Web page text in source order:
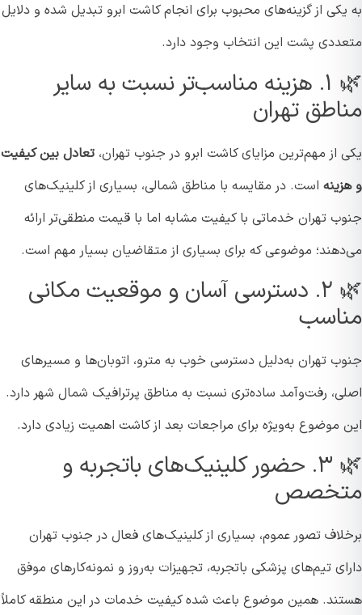
از گزینه‌های محبوب برای انجام کاشت ابرو تبدیل شده و دلایل
پشت این انتخاب وجود دارد.
🌿 ۱. هزینه مناسب‌تر نسبت به سایر
تهران
از مهم‌ترین مزایای کاشت ابرو در جنوب تهران،تعادل بین کیفیت
است. در مقایسه با مناطق شمالی، بسیاری از کلینیک‌های
تهران خدماتی با کیفیت مشابه اما با قیمت منطقی‌تر ارائه
موضوعی که برای بسیاری از متقاضیان بسیار مهم است.
🌿 ۲. دسترسی آسان و موقعیت مکانی
تهران به‌دلیل دسترسی خوب به مترو، اتوبان‌ها و مسیرهای
رفت‌وآمد ساده‌تری نسبت به مناطق پرترافیک شمال شهر دارد.
موضوع به‌ویژه برای مراجعات بعد از کاشت اهمیت زیادی دارد.
🌿 ۳. حضور کلینیک‌های باتجربه و
تصور عموم، بسیاری از کلینیک‌های فعال در جنوب تهران
تیم‌های پزشکی باتجربه، تجهیزات به‌روز و نمونه‌کارهای موفق
همین موضوع باعث شده کیفیت خدمات در این منطقه کاملاً